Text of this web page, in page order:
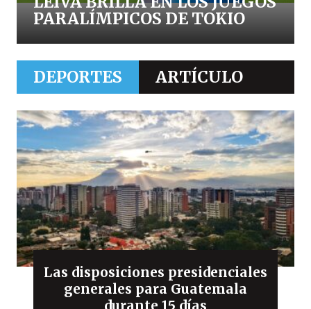
PARALÍMPICOS DE TOKIO
DEPORTES ARTÍCULO
Las disposiciones presidenciales
generales para Guatemala
durante 15 días